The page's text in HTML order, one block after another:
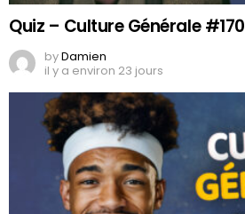
Quiz – Culture Générale #170
byDamien
il y a environ 23 jours